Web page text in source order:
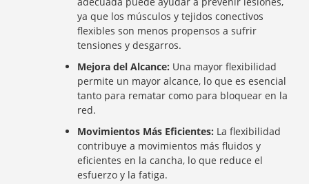
ya que los músculos y tejidos conectivos
flexibles son menos propensos a sufrir
tensiones y desgarros.
Mejora del Alcance: Una mayor flexibilidad
permite un mayor alcance, lo que es esencial
tanto para rematar como para bloquear en la
red.
Movimientos Más Eficientes: La flexibilidad
contribuye a movimientos más fluidos y
eficientes en la cancha, lo que reduce el
esfuerzo y la fatiga.